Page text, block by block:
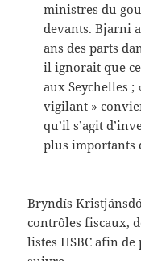
ministres du
devants. Bjarni
ans des parts
il ignorait que
aux Seychelles
vigilant »
qu’il s’agit
plus importants
Bryndís
contrôles fiscaux,
listes HSBC afin